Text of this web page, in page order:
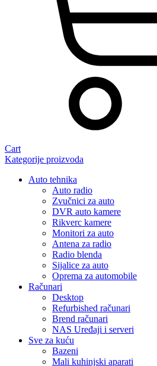
Cart
Kategorije proizvoda
Auto tehnika
Auto radio
Zvučnici za auto
DVR auto kamere
Rikverc kamere
Monitori za auto
Antena za radio
Radio blenda
Sijalice za auto
Oprema za automobile
Računari
Desktop
Refurbished računari
Brend računari
NAS Uređaji i serveri
Sve za kuću
Bazeni
Mali kuhinjski aparati